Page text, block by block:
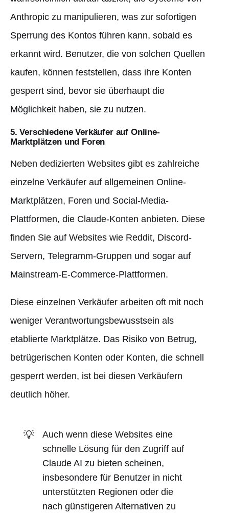
Anthropic zu manipulieren, was zur sofortigen
Sperrung des Kontos führen kann, sobald es
erkannt wird. Benutzer, die von solchen Quellen
kaufen, können feststellen, dass ihre Konten
gesperrt sind, bevor sie überhaupt die
Möglichkeit haben, sie zu nutzen.
5. Verschiedene Verkäufer auf Online-
Marktplätzen und Foren
Neben dedizierten Websites gibt es zahlreiche
einzelne Verkäufer auf allgemeinen Online-
Marktplätzen, Foren und Social-Media-
Plattformen, die Claude-Konten anbieten. Diese
finden Sie auf Websites wie Reddit, Discord-
Servern, Telegramm-Gruppen und sogar auf
Mainstream-E-Commerce-Plattformen.
Diese einzelnen Verkäufer arbeiten oft mit noch
weniger Verantwortungsbewusstsein als
etablierte Marktplätze. Das Risiko von Betrug,
betrügerischen Konten oder Konten, die schnell
gesperrt werden, ist bei diesen Verkäufern
deutlich höher.
💡
Auch wenn diese Websites eine
schnelle Lösung für den Zugriff auf
Claude AI zu bieten scheinen,
insbesondere für Benutzer in nicht
unterstützten Regionen oder die
nach günstigeren Alternativen zu